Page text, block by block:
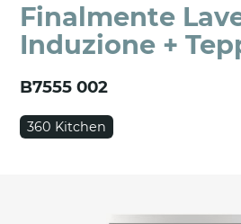
Finalmente
Induzione +
B7555 002
360 Kitchen
Email *